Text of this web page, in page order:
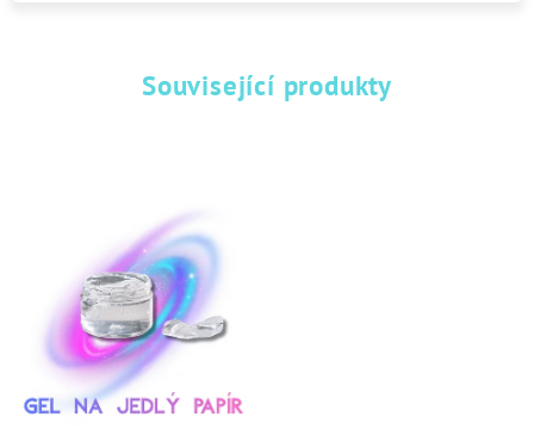
Související produkty